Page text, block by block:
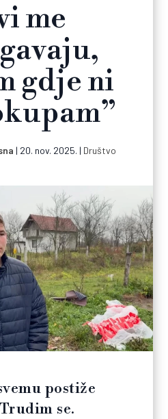
me
gdje ni
| 20. nov. 2025. | Društvo
postiže
se.